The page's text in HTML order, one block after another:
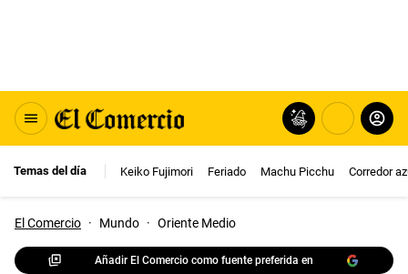
Temas del día Keiko Fujimori Feriado Machu Picchu Corredor
El Comercio · Mundo · Oriente Medio
Añadir El Comercio como fuente preferida en